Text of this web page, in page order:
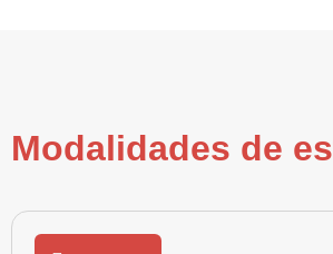
Modalidades de